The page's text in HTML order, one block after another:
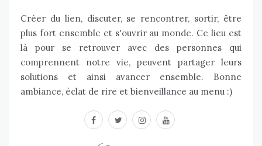
Créer du lien, discuter, se rencontrer, sortir, être
plus fort ensemble et s'ouvrir au monde. Ce lieu est
là pour se retrouver avec des personnes qui
comprennent notre vie, peuvent partager leurs
solutions et ainsi avancer ensemble. Bonne
ambiance, éclat de rire et bienveillance au menu :)
facebooktwitterinstagram
youtube